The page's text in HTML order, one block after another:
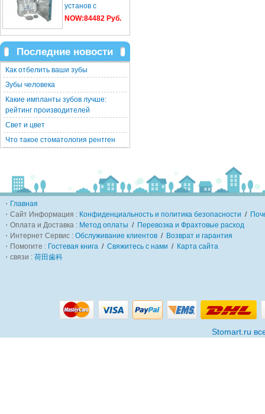
установ с
компрессор+ультразвуков...
NOW:84482 Руб.
Последние новости
Как отбелить ваши зубы
Зубы человека
Какие импланты зубов лучше:
рейтинг производителей
Свет и цвет
Что такое стоматология рентген
・ Главная
・Сайт Информация : Конфиденциальность и политика безопасности /
・Оплата и Доставка : Метод оплаты / Перевозка и Фрахтовые расход
・Интернет Сервис : Обслуживание клиентов / Возврат и гарантия
・Помогите : Гостевая книга / Свяжитесь с нами / Карта сайта
・связи : 荷田歯科
Stomart.ru